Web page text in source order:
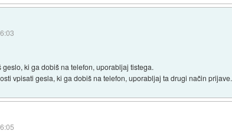
ki ga dobiš na telefon, uporabljaj tistega.
vpisati gesla, ki ga dobiš na telefon, uporabljaj ta drugi način prijave.